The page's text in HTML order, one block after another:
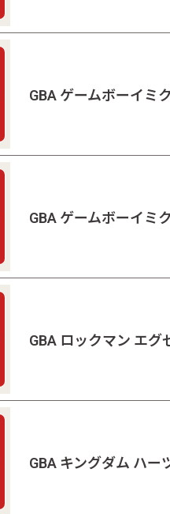
GBA ゲームボーイ
GBA ゲームボーイ
GBA ロックマン エグ
GBA キングダム ハー